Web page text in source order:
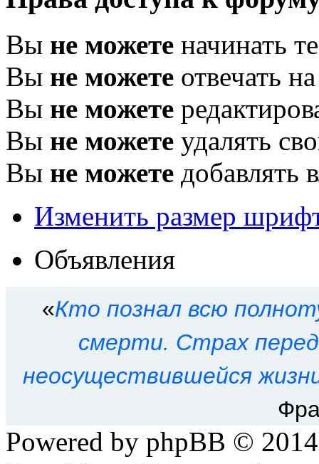
Вы не можете начинать
Вы не можете отвечать
Вы не можете
Вы не можете удалять
Вы не можете добавлять
Изменить размер
Объявления
«Кто познал всю
смерти. Страх
неосуществившейся
Powered by phpBB ©